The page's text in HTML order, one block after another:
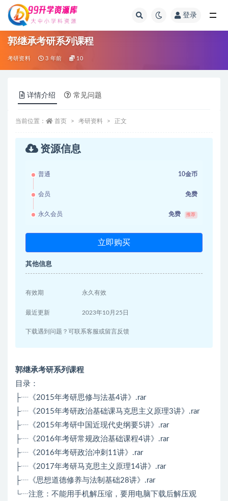
登录
郭继承考研系列课程
考研资料 3 年前 10
详情介绍 常见问题
当前位置： 首页 考研资料 正文
资源信息
普通 10金币
会员 免费
永久会员 免费 推荐
立即购买
其他信息
有效期 永久有效
最近更新 2023年10月25日
下载遇到问题？可联系客服或留言反馈
郭继承考研系列课程
目录：
├┈《2015年考研思修与法基4讲》.rar
├┈《2015年考研政治基础课马克思主义原理3讲》.rar
├┈《2015年考研中国近现代史纲要5讲》.rar
├┈《2016年考研常规政治基础课程4讲》.rar
├┈《2016年考研政治冲刺11讲》.rar
├┈《2017年考研马克思主义原理14讲》.rar
├┈《思想道德修养与法制基础28讲》.rar
└┈注意：不能用手机解压缩，要用电脑下载后解压观